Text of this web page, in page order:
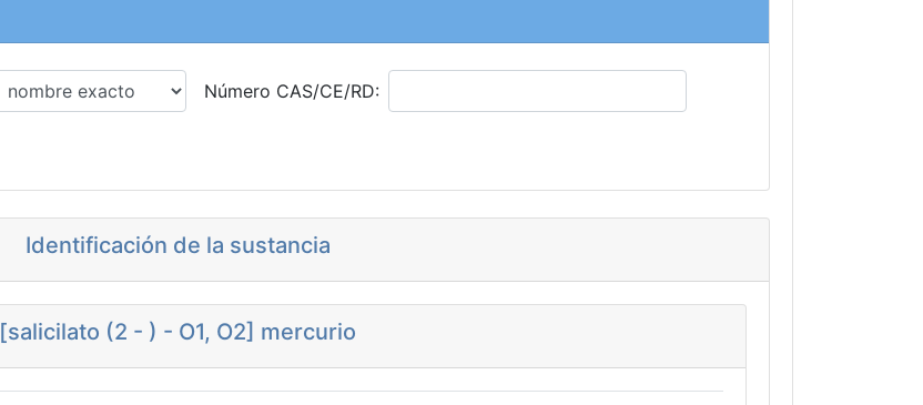
Número CAS/CE/RD:
Identificación de la sustancia
[salicilato (2 - ) - O1, O2] mercurio